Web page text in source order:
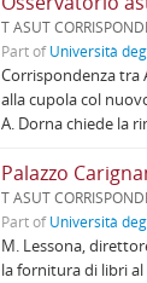
T ASUT
Part ofUniversità
Corrispondenza tra
alla cupola col
A. Dorna chiede la
Palazzo
T ASUT
Part ofUniversità
M. Lessona,
la fornitura di libri